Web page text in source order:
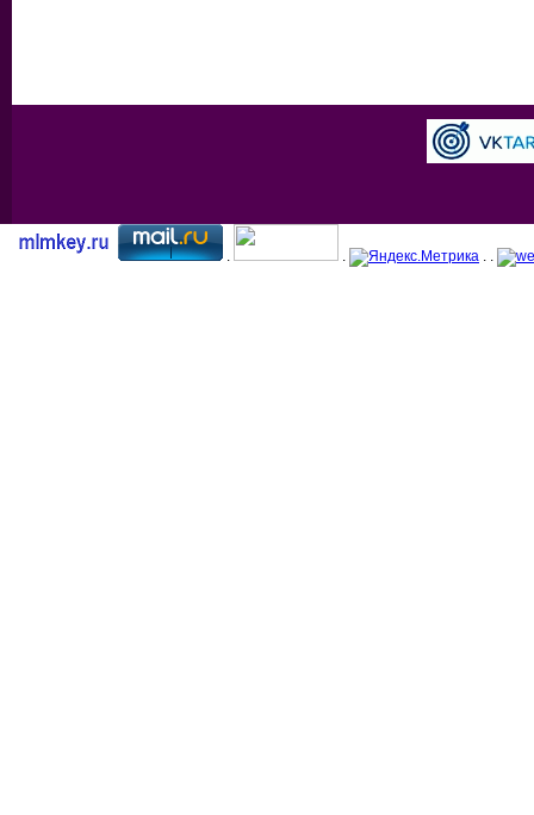
. . . .